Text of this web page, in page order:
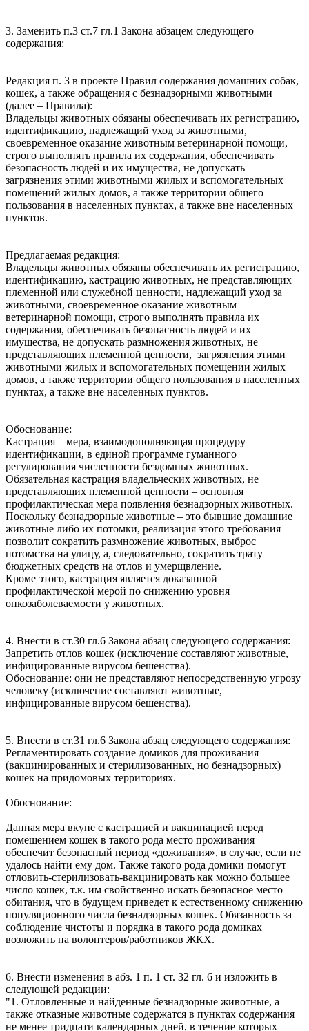
3. Заменить п.3 ст.7 гл.1 Закона абзацем следующего
содержания:
Редакция п. 3 в проекте Правил содержания домашних собак,
кошек, а также обращения с безнадзорными животными
(далее – Правила):
Владельцы животных обязаны обеспечивать их регистрацию,
идентификацию, надлежащий уход за животными,
своевременное оказание животным ветеринарной помощи,
строго выполнять правила их содержания, обеспечивать
безопасность людей и их имущества, не допускать
загрязнения этими животными жилых и вспомогательных
помещений жилых домов, а также территории общего
пользования в населенных пунктах, а также вне населенных
пунктов.
Предлагаемая редакция:
Владельцы животных обязаны обеспечивать их регистрацию,
идентификацию, кастрацию животных, не представляющих
племенной или служебной ценности, надлежащий‌ уход за
животными, своевременное оказание животным
ветеринарной‌ помощи, строго выполнять правила их
содержания, обеспечивать безопасность людей‌ и их
имущества, не допускать размножения животных, не
представляющих племенной ценности, загрязнения этими
животными жилых и вспомогательных помещении‌ жилых
домов, а также территории общего пользования в населенных
пунктах, а также вне населенных пунктов.
Обоснование:
Кастрация – мера, взаимодополняющая процедуру
идентификации, в единой программе гуманного
регулирования численности бездомных животных.
Обязательная кастрация владельческих животных, не
представляющих племенной ценности – основная
профилактическая мера появления безнадзорных животных.
Поскольку безнадзорные животные – это бывшие домашние
животные либо их потомки, реализация этого требования
позволит сократить размножение животных, выброс
потомства на улицу, а, следовательно, сократить трату
бюджетных средств на отлов и умерщвление.
Кроме этого, кастрация является доказанной
профилактической мерой по снижению уровня
онкозаболеваемости у животных.
4. Внести в ст.30 гл.6 Закона абзац следующего содержания:
Запретить отлов кошек (исключение составляют животные,
инфицированные вирусом бешенства).
Обоснование: они не представляют непосредственную угрозу
человеку (исключение составляют животные,
инфицированные вирусом бешенства).
5. Внести в ст.31 гл.6 Закона абзац следующего содержания:
Регламентировать создание домиков для проживания
(вакцинированных и стерилизованных, но безнадзорных)
кошек на придомовых территориях.
Обоснование:
Данная мера вкупе с кастрацией и вакцинацией перед
помещением кошек в такого рода место проживания
обеспечит безопасный период «доживания», в случае, если не
удалось найти ему дом. Также такого рода домики помогут
отловить-стерилизовать-вакцинировать как можно большее
число кошек, т.к. им свойственно искать безопасное место
обитания, что в будущем приведет к естественному снижению
популяционного числа безнадзорных кошек. Обязанность за
соблюдение чистоты и порядка в такого рода домиках
возложить на волонтеров/работников ЖКХ.
6. Внести изменения в абз. 1 п. 1 ст. 32 гл. 6 и изложить в
следующей редакции:
"1. Отловленные и найденные безнадзорные животные, а
также отказные животные содержатся в пунктах содержания
не менее тридцати календарных дней, в течение которых